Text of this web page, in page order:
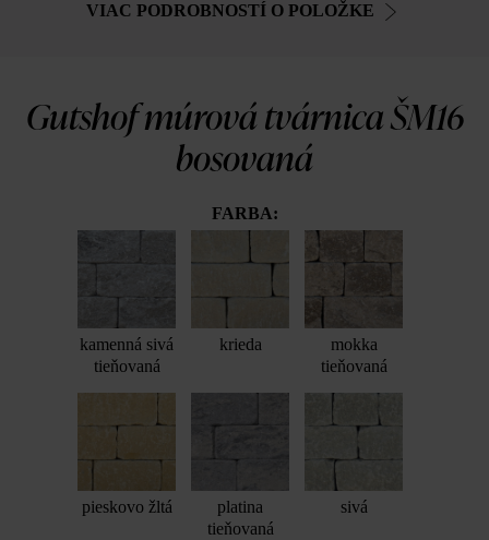
VIAC PODROBNOSTÍ O POLOŽKE
Gutshof múrová tvárnica ŠM16
bosovaná
FARBA:
kamenná sivá
tieňovaná
krieda
mokka
tieňovaná
pieskovo žltá
platina
tieňovaná
sivá